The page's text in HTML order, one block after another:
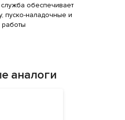
обеспечивает
пуско-наладочные и
аналоги